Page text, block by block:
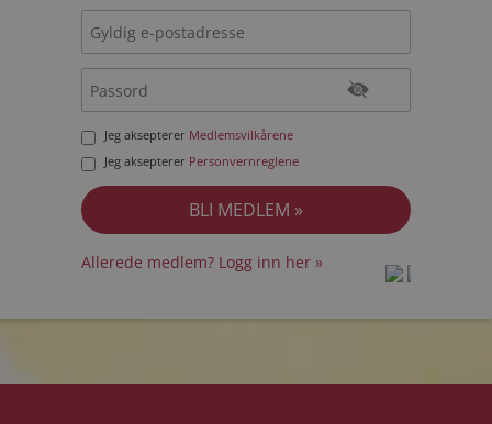
Jeg aksepterer Medlemsvilkårene
Jeg aksepterer Personvernreglene
Allerede medlem? Logg inn her »